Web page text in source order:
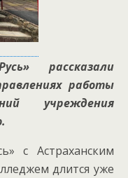
рассказали
работы
учреждения
с Астраханским
длится уже